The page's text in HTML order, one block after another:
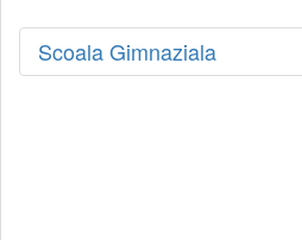
Scoala Gimnaziala